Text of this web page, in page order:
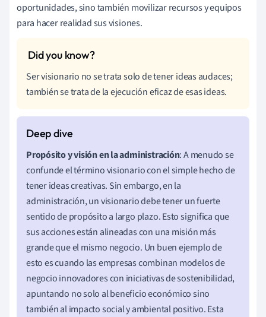
oportunidades, sino también movilizar recursos y equipos
para hacer realidad sus visiones.
Ser visionario no se trata solo de tener ideas audaces;
también se trata de la ejecución eficaz de esas ideas.
Propósito y visión en la administración: A menudo se
confunde el término visionario con el simple hecho de
tener ideas creativas. Sin embargo, en la
administración, un visionario debe tener un fuerte
sentido de propósito a largo plazo. Esto significa que
sus acciones están alineadas con una misión más
grande que el mismo negocio. Un buen ejemplo de
esto es cuando las empresas combinan modelos de
negocio innovadores con iniciativas de sostenibilidad,
apuntando no solo al beneficio económico sino
también al impacto social y ambiental positivo. Esta